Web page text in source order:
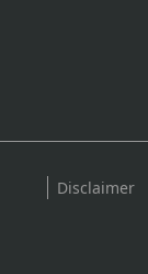
Disclaimer